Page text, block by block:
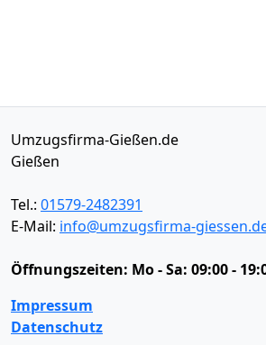
Umzugsfirma-Gießen.de
Gießen
Tel.: 01579-2482391
E-Mail: info@umzugsfirma-
Öffnungszeiten: Mo - Sa: 09:00 -
Impressum
Datenschutz